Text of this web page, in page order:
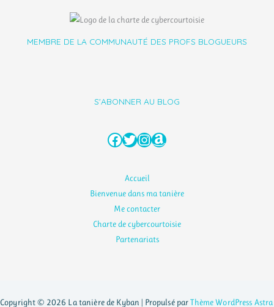
MEMBRE DE LA COMMUNAUTÉ DES PROFS BLOGUEURS
S'ABONNER AU BLOG
Facebook
Twitter
Instagram
Amazon
Accueil
Bienvenue dans ma tanière
Me contacter
Charte de cybercourtoisie
Partenariats
Copyright © 2026 La tanière de Kyban | Propulsé parThème WordPress Astra